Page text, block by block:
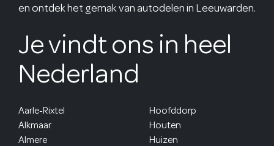
en ontdek het gemak van autodelen in Leeuwarden.
Je vindt ons in heel
Nederland
Aarle-Rixtel
Alkmaar
Almere
Hoofddorp
Houten
Huizen